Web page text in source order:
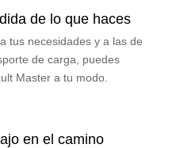
de lo que haces
tus necesidades y a las de
de carga, puedes
Master a tu modo.
en el camino